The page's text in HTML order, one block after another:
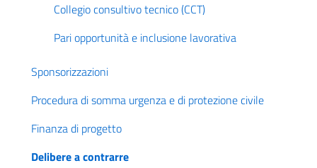
Collegio consultivo tecnico (CCT)
Pari opportunità e inclusione lavorativa
Sponsorizzazioni
Procedura di somma urgenza e di protezione civile
Finanza di progetto
Delibere a contrarre